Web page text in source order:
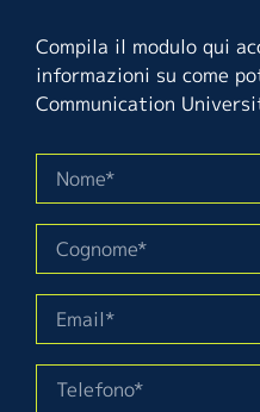
Compila il modulo qui
informazioni su come
Communication